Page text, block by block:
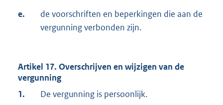
e.
de voorschriften en beperkingen die aan de
vergunning verbonden zijn.
Artikel 17. Overschrijven en wijzigen van de
vergunning
1.
De vergunning is persoonlijk.